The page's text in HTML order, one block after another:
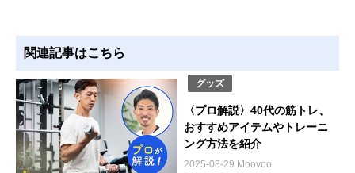
関連記事はこちら
グッズ
〈プロ解説〉40代の筋トレ、
おすすめアイテムやトレーニ
ング方法を紹介
2025-08-29 Moovoo